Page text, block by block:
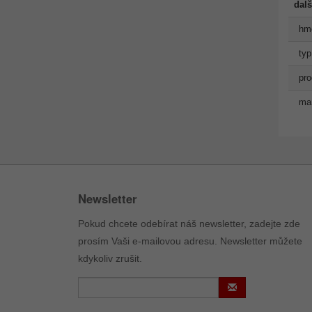
Newsletter
Pokud chcete odebírat náš newsletter, zadejte zde
prosím Vaši e-mailovou adresu. Newsletter můžete
kdykoliv zrušit.